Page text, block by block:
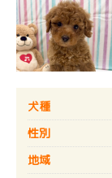
犬種
性別
地域